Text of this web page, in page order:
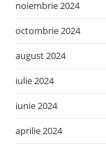
noiembrie 2024
octombrie 2024
august 2024
iulie 2024
iunie 2024
aprilie 2024